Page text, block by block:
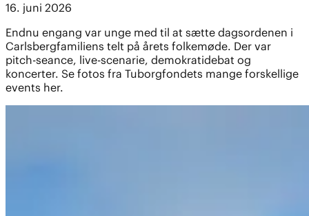
16. juni 2026
Endnu engang var unge med til at sætte dagsordenen i
Carlsbergfamiliens telt på årets folkemøde. Der var
pitch-seance, live-scenarie, demokratidebat og
koncerter. Se fotos fra Tuborgfondets mange forskellige
events her.